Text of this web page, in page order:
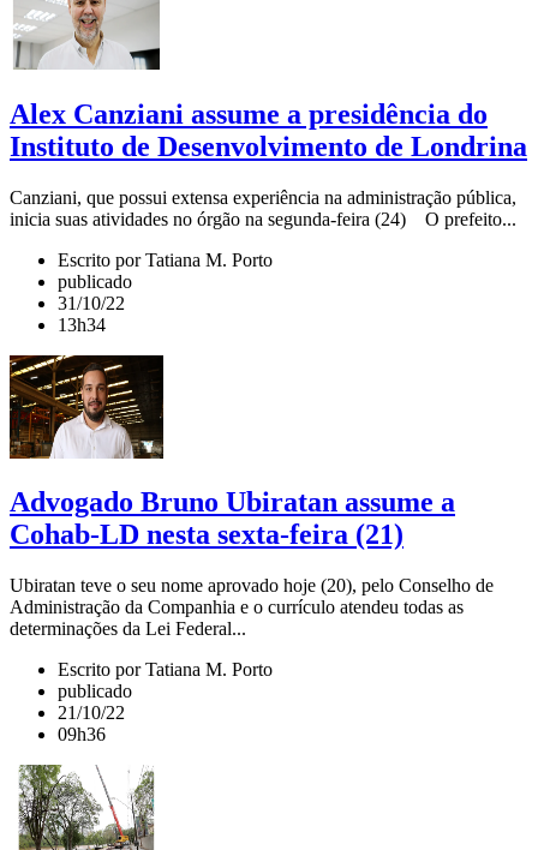
Alex Canziani assume a presidência do
Instituto de Desenvolvimento de Londrina
Canziani, que possui extensa experiência na administração pública,
inicia suas atividades no órgão na segunda-feira (24) O prefeito...
Escrito por Tatiana M. Porto
publicado
31/10/22
13h34
Advogado Bruno Ubiratan assume a
Cohab-LD nesta sexta-feira (21)
Ubiratan teve o seu nome aprovado hoje (20), pelo Conselho de
Administração da Companhia e o currículo atendeu todas as
determinações da Lei Federal...
Escrito por Tatiana M. Porto
publicado
21/10/22
09h36